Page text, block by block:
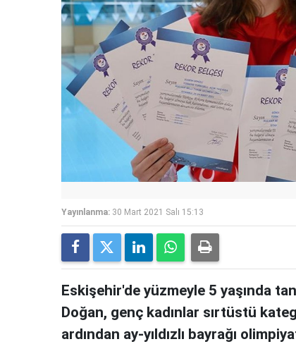
Yayınlanma: 30 Mart 2021 Salı 15:13
Eskişehir'de yüzmeyle 5 yaşında
Doğan, genç kadınlar sırtüstü
ardından ay-yıldızlı bayrağı